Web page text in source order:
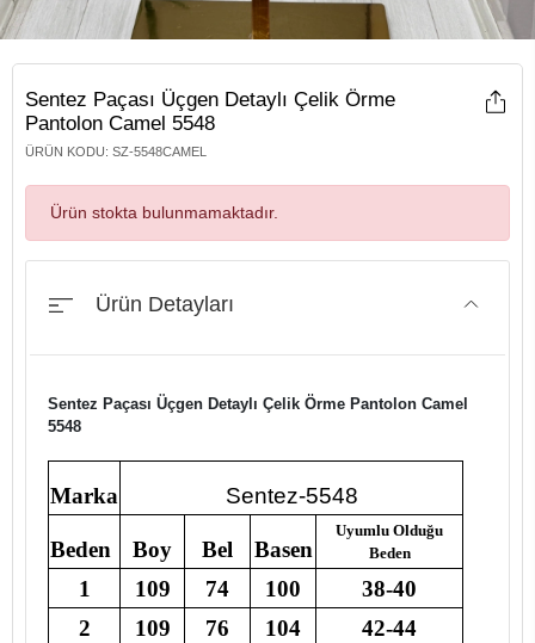
Sentez Paçası Üçgen Detaylı Çelik Örme
Pantolon Camel 5548
ÜRÜN KODU: SZ-5548CAMEL
Ürün stokta bulunmamaktadır.
Ürün Detayları
Sentez Paçası Üçgen Detaylı Çelik Örme Pantolon Camel
5548
Marka Sentez-5548
Beden Boy Bel Basen
Uyumlu Olduğu
Beden
1 109 74 100
38-40
2
109 76 104 42-44